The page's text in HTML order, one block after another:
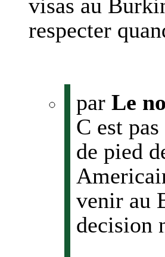
visas au
respecter
par Le
C est
de pied
venir au
decision